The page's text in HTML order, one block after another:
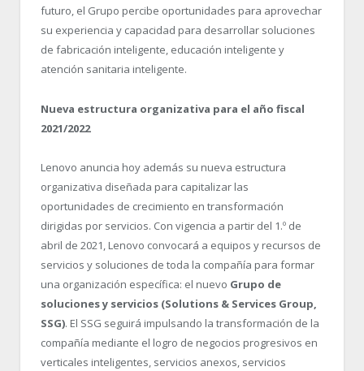
futuro, el Grupo percibe oportunidades para aprovechar
su experiencia y capacidad para desarrollar soluciones
de fabricación inteligente, educación inteligente y
atención sanitaria inteligente.
Nueva estructura organizativa para el año fiscal
2021/2022
Lenovo anuncia hoy además su nueva estructura
organizativa diseñada para capitalizar las
oportunidades de crecimiento en transformación
dirigidas por servicios. Con vigencia a partir del 1.º de
abril de 2021, Lenovo convocará a equipos y recursos de
servicios y soluciones de toda la compañía para formar
una organización específica: el nuevo Grupo de
soluciones y servicios (Solutions & Services Group,
SSG). El SSG seguirá impulsando la transformación de la
compañía mediante el logro de negocios progresivos en
verticales inteligentes, servicios anexos, servicios